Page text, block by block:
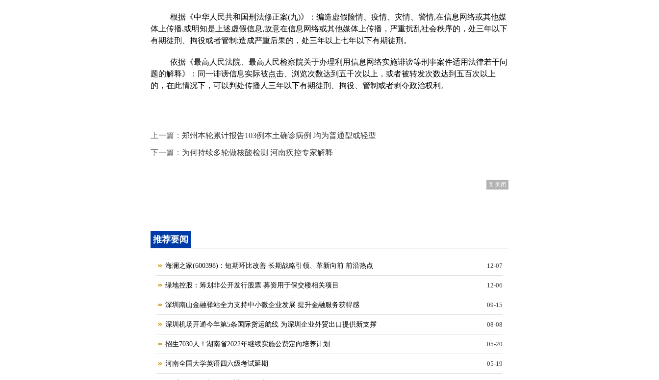
根据《中华人民共和国刑法修正案(九)》：编造虚假险情、疫情、灾情、警情,在信息网络或其他媒
体上传播,或明知是上述虚假信息,故意在信息网络或其他媒体上传播，严重扰乱社会秩序的，处三年以下
有期徒刑、拘役或者管制;造成严重后果的，处三年以上七年以下有期徒刑。
依据《最高人民法院、最高人民检察院关于办理利用信息网络实施诽谤等刑事案件适用法律若干问
题的解释》：同一诽谤信息实际被点击、浏览次数达到五千次以上，或者被转发次数达到五百次以上
的，在此情况下，可以判处传播人三年以下有期徒刑、拘役、管制或者剥夺政治权利。
上一篇： 郑州本轮累计报告103例本土确诊病例 均为普通型或轻型
下一篇： 为何持续多轮做核酸检测 河南疾控专家解释
X 关闭
推荐要闻
海澜之家(600398)：短期环比改善 长期战略引领、革新向前 前沿热点 12-07
绿地控股：筹划非公开发行股票 募资用于保交楼相关项目 12-06
深圳南山金融驿站全力支持中小微企业发展 提升金融服务获得感 09-15
深圳机场开通今年第5条国际货运航线 为深圳企业外贸出口提供新支撑 08-08
招生7030人！湖南省2022年继续实施公费定向培养计划 05-20
河南全国大学英语四六级考试延期 05-19